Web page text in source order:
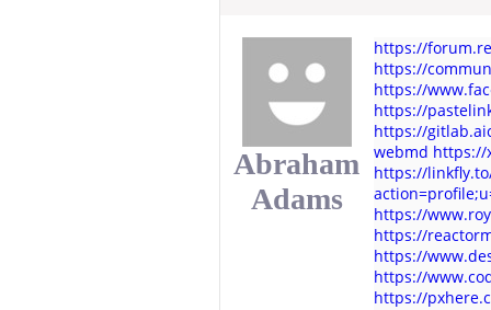
Abraham
Adams
https://
https://
https://
https://
https://
webmd https://
https://
https://
https://
https://
https://
https://